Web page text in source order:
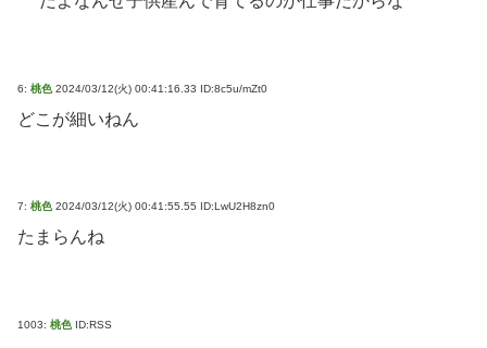
6: 桃色 2024/03/12(火) 00:41:16.33 ID:8c5u/mZt0
どこが細いねん
7: 桃色 2024/03/12(火) 00:41:55.55 ID:LwU2H8zn0
たまらんね
1003: 桃色 ID:RSS